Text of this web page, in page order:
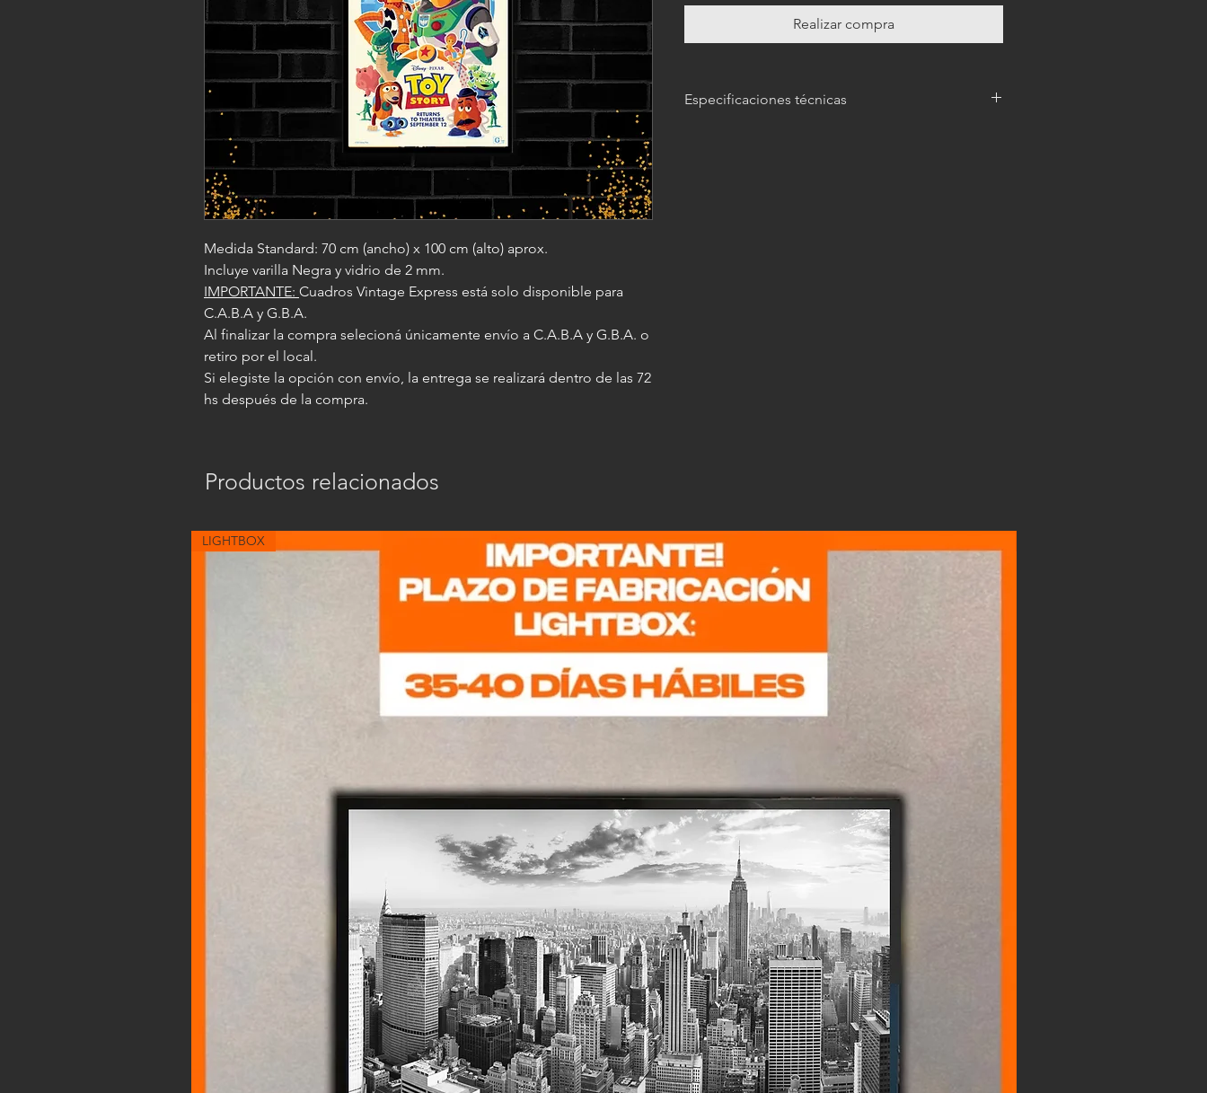
Medida Standard: 70 cm (ancho) x 100 cm (alto) aprox.
Incluye varilla Negra y vidrio de 2 mm.
IMPORTANTE: Cuadros Vintage Express está solo disponible para
C.A.B.A y G.B.A.
Al finalizar la compra selecioná únicamente envío a C.A.B.A y G.B.A. o
retiro por el local.
Si elegiste la opción con envío, la entrega se realizará dentro de las 72
hs después de la compra.
Realizar compra
Especificaciones técnicas
Productos relacionados
LIGHTBOX